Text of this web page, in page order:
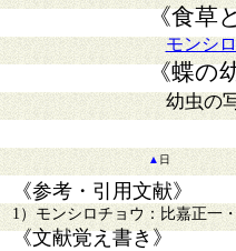
《食草
モンシ
《蝶の
幼虫の
▲ 日
《参考・引用文献》
1）モンシロチョウ：比嘉正一
《文献覚え書き》